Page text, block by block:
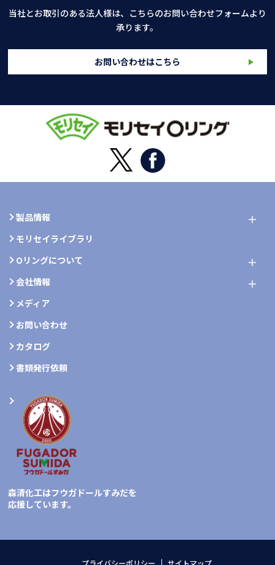
当社とお取引のある法人様は、こちらのお問い合わせフォームより
承ります。
お問い合わせはこちら
製品情報
モリセイライブラリ
Oリングについて
会社情報
メディア
お問い合わせ
カタログ
書類発行依頼
森清化工はフウガドールすみだを
応援しています。
プライバシーポリシー サイトマップ